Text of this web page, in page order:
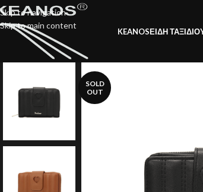
Skip to navigation
Skip to main content
KEANOSΕΙΔΗ
SOLD
OUT